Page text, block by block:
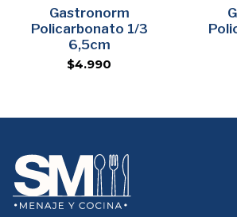
Agregar
Gastronorm
Policarbonato 1/3
6,5cm
$4.990